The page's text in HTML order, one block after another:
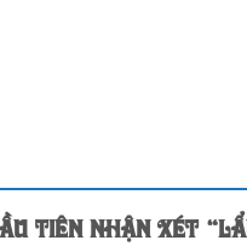
tiên nhận xét